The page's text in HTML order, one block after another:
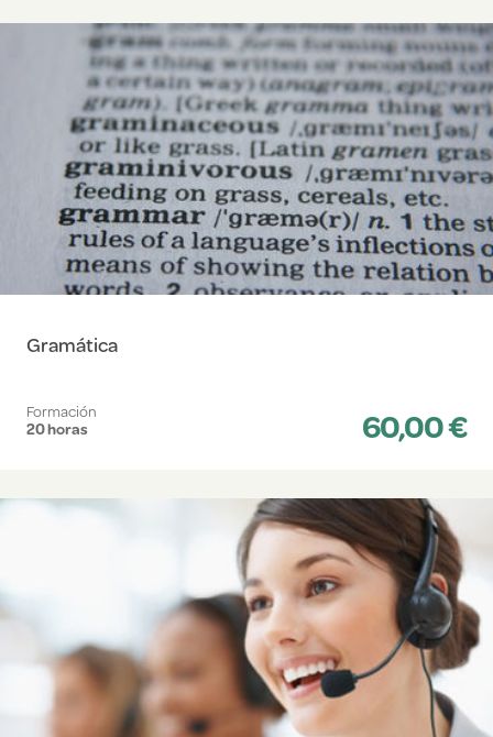
Gramática
Formación
20 horas
60,00 €